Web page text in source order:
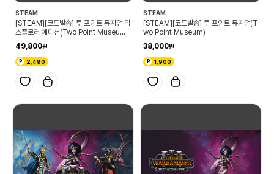
STEAM
[STEAM][코드발송] 투 포인트 뮤지엄 익
스플로러 에디션(Two Point Museum
49,800
2,490
STEAM
[STEAM][코드발송] 투 포인트 뮤지엄(T
wo Point Museum)
38,000
1,900